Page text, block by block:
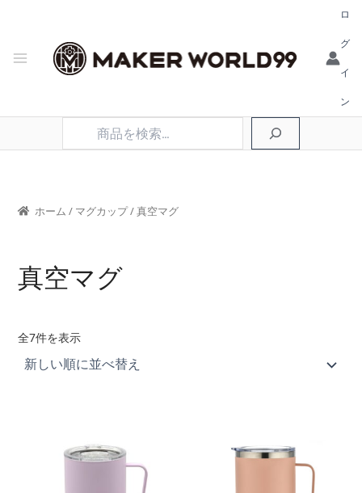
ロ
グ
イ
ン
ホーム / マグカップ/ 真空マグ
真空マグ
全7件を表示新
い
順